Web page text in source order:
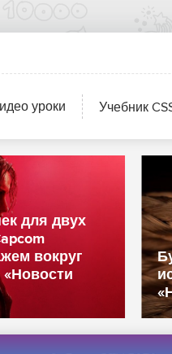
уроки Учебник
для двух
вокруг
«Новости